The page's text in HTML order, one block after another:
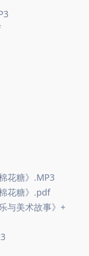
花糖》.MP3
花糖》.pdf
与美术故事》+